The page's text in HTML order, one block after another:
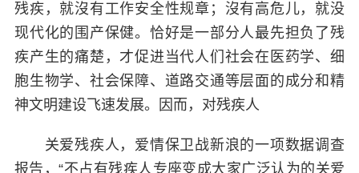
残疾，就沒有工作安全性规章；沒有高危儿，就没
现代化的围产保健。恰好是一部分人最先担负了残
疾产生的痛楚，才促进当代人们社会在医药学、细
胞生物学、社会保障、道路交通等层面的成分和精
神文明建设飞速发展。因而，对残疾人
关爱残疾人，爱情保卫战新浪的一项数据调查
报告，“不占有残疾人专座变成大家广泛认为的关爱